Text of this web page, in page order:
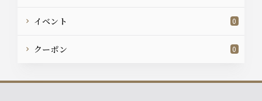
イベント 0
クーポン 0